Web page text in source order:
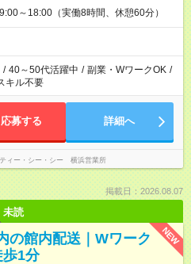
～18:00（実働8時間、休憩60分）
/ 40～50代活躍中 / 副業・WワークOK /
キル不要
応募する 詳細へ
ィー・シー・シー 横浜営業所
掲載日：2026.08.07
未読
NEW
の館内配送｜Wワーク
1分